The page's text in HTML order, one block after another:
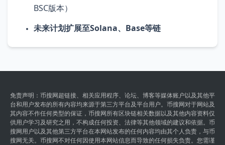
BSC版本）
未来计划扩展至Solana、Base等链
免责声明：币搜网超链接、相关应用程序、论坛、博客等媒体账户以及其他平
台和用户发布的所有内容均来源于第三方平台及平台用户。币搜网对于网站及
其内容不作任何类型的保证，币搜网所有区块链相关数据以及其他内容资料仅
供用户学习及研究之用，不构成任何投资、法律等其他领域的建议和依据。币
搜网用户以及其他第三方平台在本网站发布的任何内容均由其个人负责，与币
搜网无关。币搜网不对任何因使用本网站信息而导致的任何损失负责。您需谨